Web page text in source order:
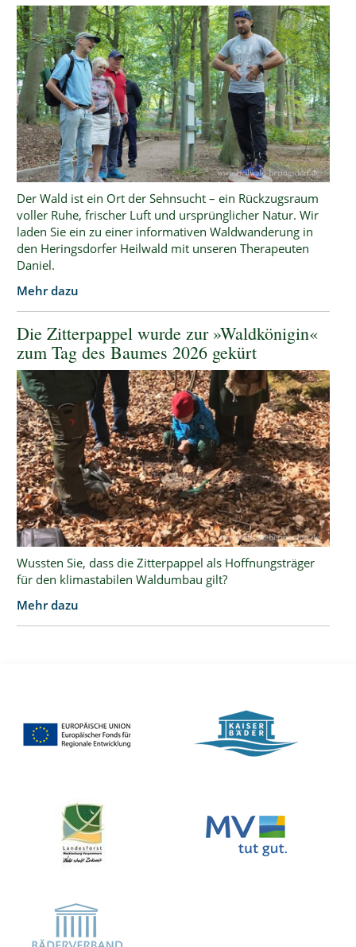
Der Wald ist ein Ort der Sehnsucht – ein Rückzugsraum
voller Ruhe, frischer Luft und ursprünglicher Natur. Wir
laden Sie ein zu einer informativen Waldwanderung in
den Heringsdorfer Heilwald mit unseren Therapeuten
Daniel.
Mehr dazu
Die Zitterpappel wurde zur »Waldkönigin«
zum Tag des Baumes 2026 gekürt
Wussten Sie, dass die Zitterpappel als Hoffnungsträger
für den klimastabilen Waldumbau gilt?
Mehr dazu